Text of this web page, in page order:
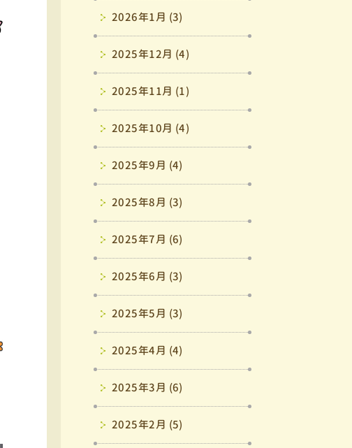
2026年1月 (3)
2025年12月 (4)
2025年11月 (1)
2025年10月 (4)
2025年9月 (4)
2025年8月 (3)
2025年7月 (6)
2025年6月 (3)
2025年5月 (3)
2025年4月 (4)
2025年3月 (6)
2025年2月 (5)